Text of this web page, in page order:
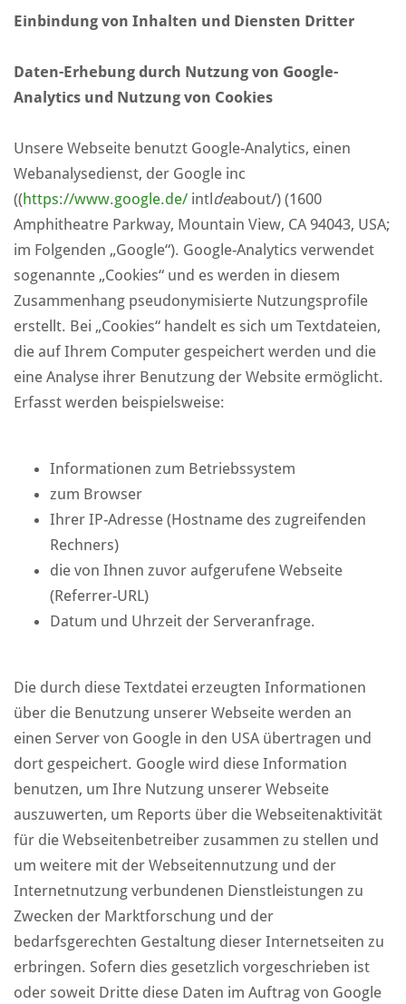
Einbindung von Inhalten und Diensten Dritter
Daten-Erhebung durch Nutzung von Google-
Analytics und Nutzung von Cookies
Unsere Webseite benutzt Google-Analytics, einen
Webanalysedienst, der Google inc
((https://www.google.de/ intldeabout/) (1600
Amphitheatre Parkway, Mountain View, CA 94043, USA;
im Folgenden „Google“). Google-Analytics verwendet
sogenannte „Cookies“ und es werden in diesem
Zusammenhang pseudonymisierte Nutzungsprofile
erstellt. Bei „Cookies“ handelt es sich um Textdateien,
die auf Ihrem Computer gespeichert werden und die
eine Analyse ihrer Benutzung der Website ermöglicht.
Erfasst werden beispielsweise:
Informationen zum Betriebssystem
zum Browser
Ihrer IP-Adresse (Hostname des zugreifenden
Rechners)
die von Ihnen zuvor aufgerufene Webseite
(Referrer-URL)
Datum und Uhrzeit der Serveranfrage.
Die durch diese Textdatei erzeugten Informationen
über die Benutzung unserer Webseite werden an
einen Server von Google in den USA übertragen und
dort gespeichert. Google wird diese Information
benutzen, um Ihre Nutzung unserer Webseite
auszuwerten, um Reports über die Webseitenaktivität
für die Webseitenbetreiber zusammen zu stellen und
um weitere mit der Webseitennutzung und der
Internetnutzung verbundenen Dienstleistungen zu
Zwecken der Marktforschung und der
bedarfsgerechten Gestaltung dieser Internetseiten zu
erbringen. Sofern dies gesetzlich vorgeschrieben ist
oder soweit Dritte diese Daten im Auftrag von Google